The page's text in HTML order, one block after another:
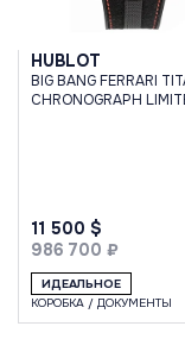
HUBLOT
BIG BANG FERRARI
CHRONOGRAPH
11 500 $
986 700 ₽
ИДЕАЛЬНОЕ
КОРОБКА / ДОКУМЕНТЫ